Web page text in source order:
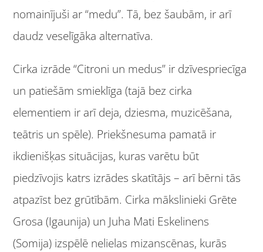
nomainījuši ar “medu”. Tā, bez šaubām, ir arī
daudz veselīgāka alternatīva.
Cirka izrāde “Citroni un medus” ir dzīvespriecīga
un patiešām smieklīga (tajā bez cirka
elementiem ir arī deja, dziesma, muzicēšana,
teātris un spēle). Priekšnesuma pamatā ir
ikdienišķas situācijas, kuras varētu būt
piedzīvojis katrs izrādes skatītājs – arī bērni tās
atpazīst bez grūtībām. Cirka mākslinieki Grēte
Grosa (Igaunija) un Juha Mati Eskelinens
(Somija) izspēlē nelielas mizanscēnas, kurās